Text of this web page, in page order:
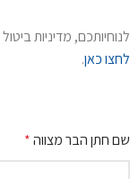
לנוחיותכם, מדיניות
לחצו כאן.
שם חתן הבר מצווה*